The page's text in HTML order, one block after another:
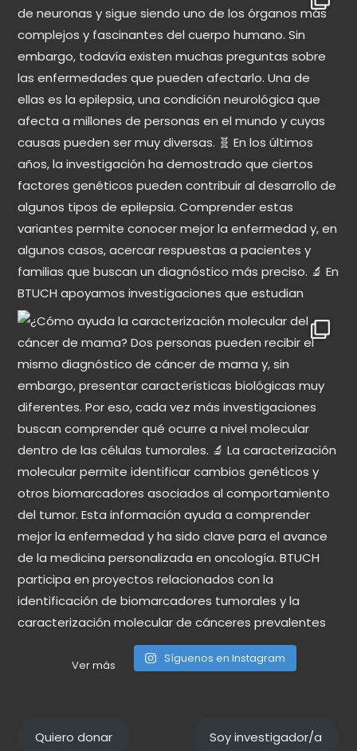
Ver más Síguenos en Instagram
Quiero donar Soy investigador/a